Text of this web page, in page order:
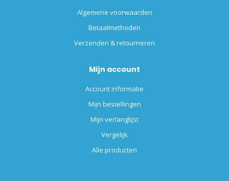
Algemene voorwaarden
Betaalmethoden
Verzenden & retourneren
Mijn account
Account informatie
Mijn bestellingen
Mijn verlanglijst
Vergelijk
Alle producten